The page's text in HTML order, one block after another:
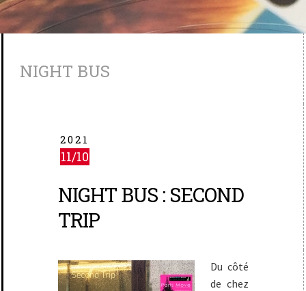
NIGHT BUS
2021
11/10
NIGHT BUS : SECOND
TRIP
Du côté
de chez